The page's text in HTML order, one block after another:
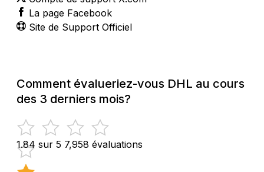
La page Facebook
Site de Support Officiel
Comment évalueriez-vous DHL au cours
des 3 derniers mois?
1.84 sur 5 7,958 évaluations